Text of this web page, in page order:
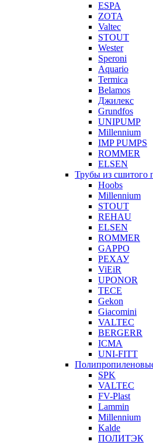
ESPA
ZOTA
Valtec
STOUT
Wester
Speroni
Aquario
Termica
Belamos
Джилекс
Grundfos
UNIPUMP
Millennium
IMP PUMPS
ROMMER
ELSEN
Трубы из сшитого
Hoobs
Millennium
STOUT
REHAU
ELSEN
ROMMER
GAPPO
РЕХАУ
ViEiR
UPONOR
TECE
Gekon
Giacomini
VALTEC
BERGERR
ICMA
UNI-FITT
SPK
VALTEC
FV-Plast
Lammin
Millennium
Kalde
ПОЛИТЭК